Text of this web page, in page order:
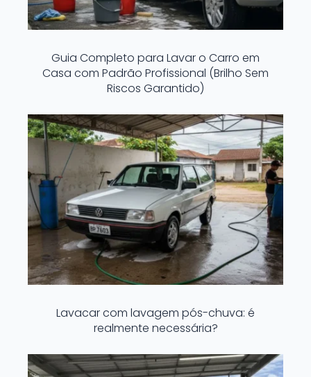
Guia Completo para Lavar o Carro em
Casa com Padrão Profissional (Brilho Sem
Riscos Garantido)
Lavacar com lavagem pós-chuva: é
realmente necessária?